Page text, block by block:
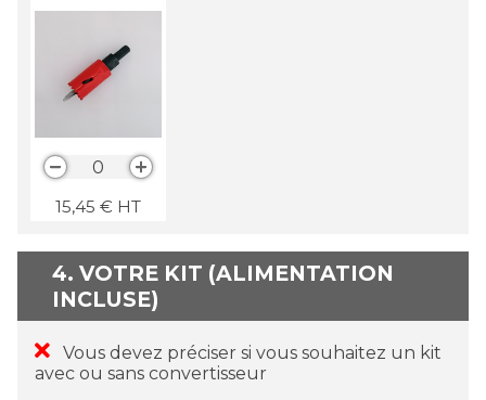
0
15,45 € HT
4. VOTRE KIT (ALIMENTATION
INCLUSE)
Vous devez préciser si vous souhaitez un kit
avec ou sans convertisseur